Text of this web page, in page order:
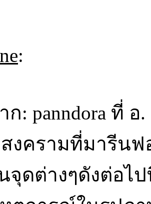
:
ก: panndora ที่ อ
งครามที่มารีนฟ
จุดต่างๆดังต่อไ